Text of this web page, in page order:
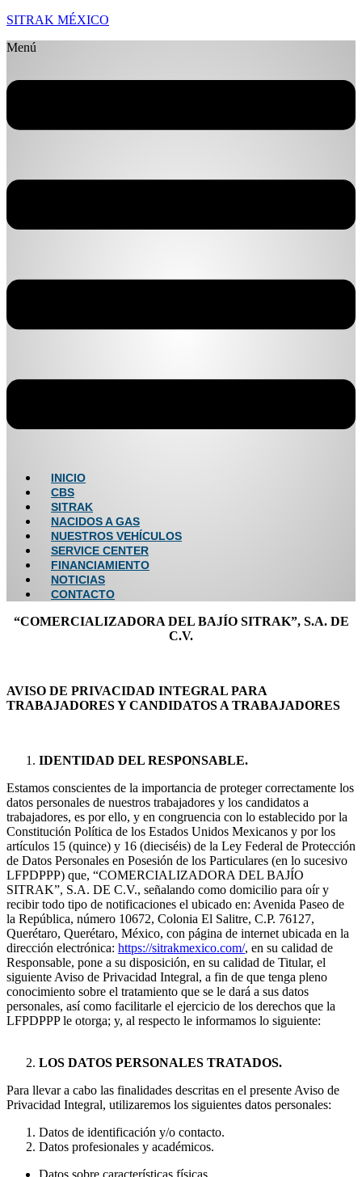
SITRAK MÉXICO
Menú
INICIO
CBS
SITRAK
NACIDOS A GAS
NUESTROS VEHÍCULOS
SERVICE CENTER
FINANCIAMIENTO
NOTICIAS
CONTACTO
“COMERCIALIZADORA DEL BAJÍO SITRAK”, S.A. DE
C.V.
AVISO DE PRIVACIDAD INTEGRAL PARA
TRABAJADORES Y CANDIDATOS A TRABAJADORES
IDENTIDAD DEL RESPONSABLE.
Estamos conscientes de la importancia de proteger correctamente los
datos personales de nuestros trabajadores y los candidatos a
trabajadores, es por ello, y en congruencia con lo establecido por la
Constitución Política de los Estados Unidos Mexicanos y por los
artículos 15 (quince) y 16 (dieciséis) de la Ley Federal de Protección
de Datos Personales en Posesión de los Particulares (en lo sucesivo
LFPDPPP) que, “COMERCIALIZADORA DEL BAJÍO
SITRAK”, S.A. DE C.V., señalando como domicilio para oír y
recibir todo tipo de notificaciones el ubicado en: Avenida Paseo de
la República, número 10672, Colonia El Salitre, C.P. 76127,
Querétaro, Querétaro, México, con página de internet ubicada en la
dirección electrónica: https://sitrakmexico.com/, en su calidad de
Responsable, pone a su disposición, en su calidad de Titular, el
siguiente Aviso de Privacidad Integral, a fin de que tenga pleno
conocimiento sobre el tratamiento que se le dará a sus datos
personales, así como facilitarle el ejercicio de los derechos que la
LFPDPPP le otorga; y, al respecto le informamos lo siguiente:
LOS DATOS PERSONALES TRATADOS.
Para llevar a cabo las finalidades descritas en el presente Aviso de
Privacidad Integral, utilizaremos los siguientes datos personales:
Datos de identificación y/o contacto.
Datos profesionales y académicos.
Datos sobre características físicas.